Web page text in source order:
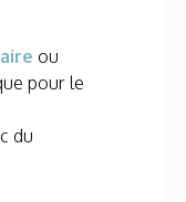
ou
pour le
du